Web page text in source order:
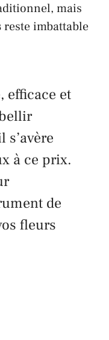
mais
reste imbattable
efficace et
s’avère
à ce prix.
de
fleurs